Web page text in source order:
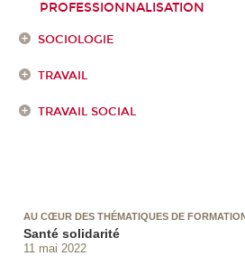
PROFESSIONNALISATION
SOCIOLOGIE
TRAVAIL
TRAVAIL SOCIAL
AU CŒUR DES THÉMATIQUES DE
Santé solidarité
11 mai 2022